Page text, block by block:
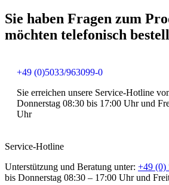
Sie haben Fragen zum
möchten telefonisch
+49 (0)5033/963099-0
Sie erreichen unsere Service-Hotline
Donnerstag 08:30 bis 17:00 Uhr und
Uhr
Service-Hotline
Unterstützung und Beratung unter: +49 (0)
bis Donnerstag 08:30 – 17:00 Uhr und